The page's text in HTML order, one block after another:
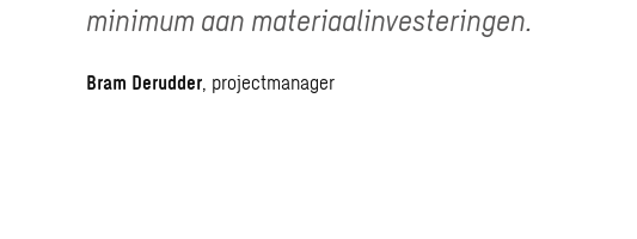
minimum aan materiaalinvesteringen.
Bram Derudder, projectmanager